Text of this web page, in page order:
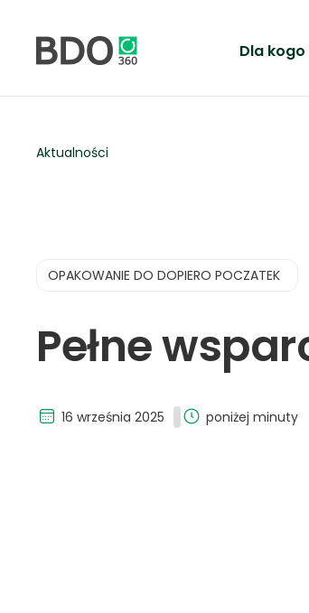
Dla kogo
Aktualności
OPAKOWANIE DO DOPIERO POCZATEK
Pełne
16 września 2025 poniżej minuty